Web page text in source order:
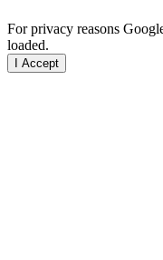
For privacy reasons
loaded.
I Accept